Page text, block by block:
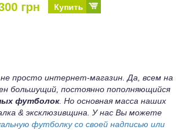
грн Купить
просто интернет-магазин. Да, всем на
большущий, постоянно пополняющийся
футболок. Но основная масса наших
& эксклюзивщина. У нас Вы можете
футболку со своей надписью или